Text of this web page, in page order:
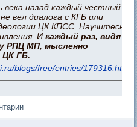
назад каждый честный
вел диалога с КГБ или
ЦК КПСС. Научитесь
Икаждый раз, видя
РПЦ МП, мысленно
ЦК ГБ.
blogs/free/entries/179316.html